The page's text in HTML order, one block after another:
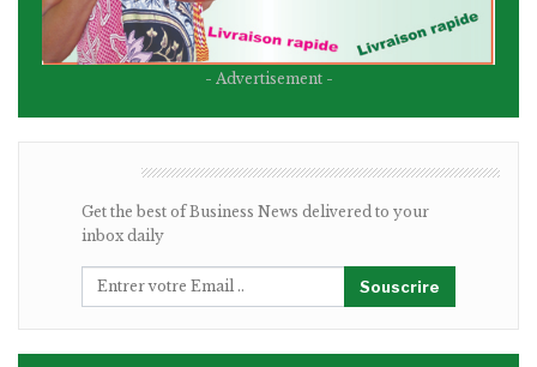
- Advertisement -
Get the best of Business News delivered to your
inbox daily
Souscrire